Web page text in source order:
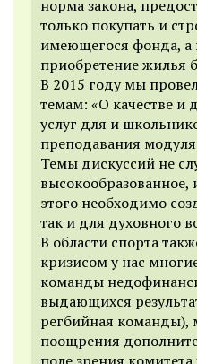
норма закона,
только покупать и
имеющегося фонда, а
приобретение жилья
В 2015 году мы
темам: «О качестве и
услуг для и
преподавания
Темы дискуссий не
высокообразованное,
этого необходимо
так и для духовного
В области спорта
кризисом у нас
команды
выдающихся
регбийная команды),
поощрения